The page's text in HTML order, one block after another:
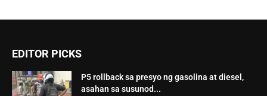
EDITOR PICKS
P5 rollback sa presyo ng gasolina at diesel,
asahan sa susunod...